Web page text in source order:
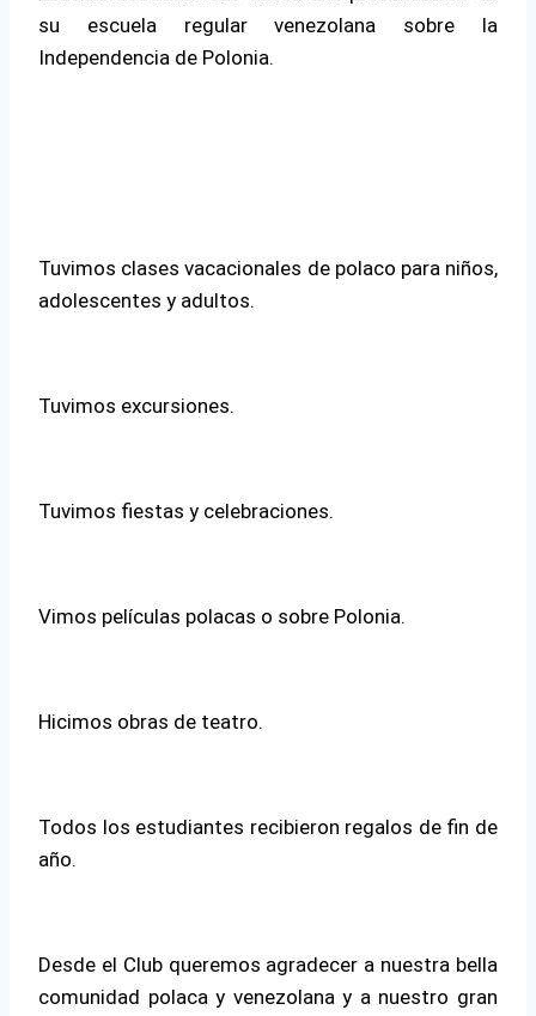
su escuela regular venezolana sobre la
Independencia de Polonia.
Tuvimos clases vacacionales de polaco para niños,
adolescentes y adultos.
Tuvimos excursiones.
Tuvimos fiestas y celebraciones.
Vimos películas polacas o sobre Polonia.
Hicimos obras de teatro.
Todos los estudiantes recibieron regalos de fin de
año.
Desde el Club queremos agradecer a nuestra bella
comunidad polaca y venezolana y a nuestro gran